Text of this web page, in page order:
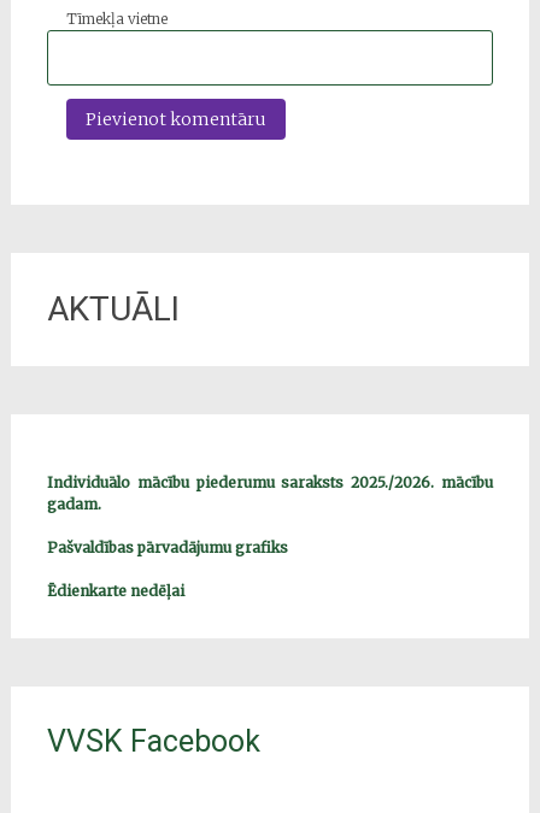
Tīmekļa vietne
AKTUĀLI
Individuālo mācību piederumu saraksts 2025./2026. mācību
gadam.
Pašvaldības pārvadājumu grafiks
Ēdienkarte nedēļai
VVSK Facebook